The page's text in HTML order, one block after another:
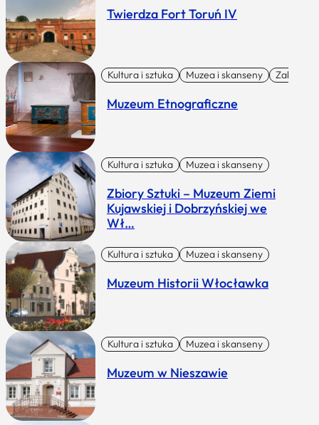
Twierdza Fort Toruń IV
Kultura i sztuka Muzea i skanseny Zabytki I
Muzeum Etnograficzne
Kultura i sztuka Muzea i skanseny
Zbiory Sztuki – Muzeum Ziemi
Kujawskiej i Dobrzyńskiej we
Wł…
Kultura i sztuka Muzea i skanseny
Muzeum Historii Włocławka
Kultura i sztuka Muzea i skanseny
Muzeum w Nieszawie